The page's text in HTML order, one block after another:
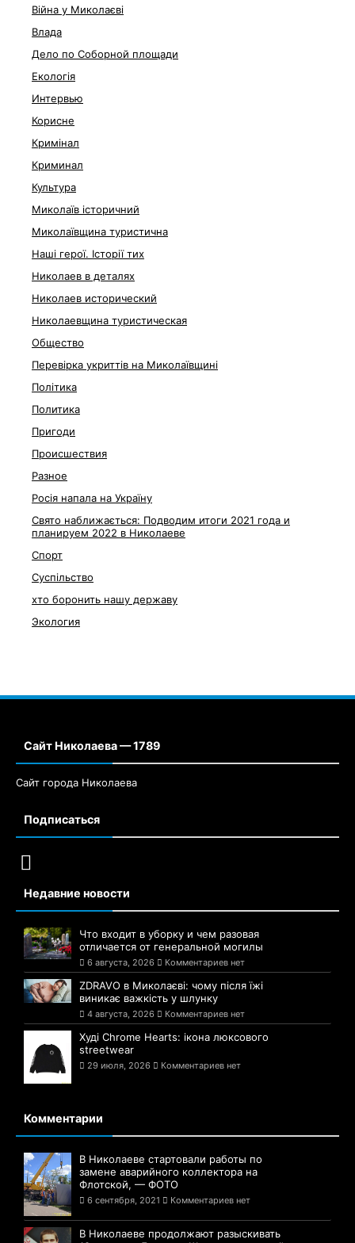
Війна у Миколаєві
Влада
Дело по Соборной площади
Екологія
Интервью
Корисне
Кримінал
Криминал
Культура
Миколаїв історичний
Миколаївщина туристична
Наші герої. Історії тих
Николаев в деталях
Николаев исторический
Николаевщина туристическая
Общество
Перевірка укриттів на Миколаївщині
Політика
Политика
Пригоди
Происшествия
Разное
Росія напала на Україну
Свято наближається: Подводим итоги 2021 года и
планируем 2022 в Николаеве
Спорт
Суспільство
хто боронить нашу державу
Экология
Сайт Николаева — 1789
Сайт города Николаева
Подписаться
Недавние новости
Что входит в уборку и чем разовая
отличается от генеральной могилы
6 августа, 2026 Комментариев нет
ZDRAVO в Миколаєві: чому після їжі
виникає важкість у шлунку
4 августа, 2026 Комментариев нет
Худі Chrome Hearts: ікона люксового
streetwear
29 июля, 2026 Комментариев нет
Комментарии
В Николаеве стартовали работы по
замене аварийного коллектора на
Флотской, — ФОТО
6 сентября, 2021 Комментариев нет
В Николаеве продолжают разыскивать